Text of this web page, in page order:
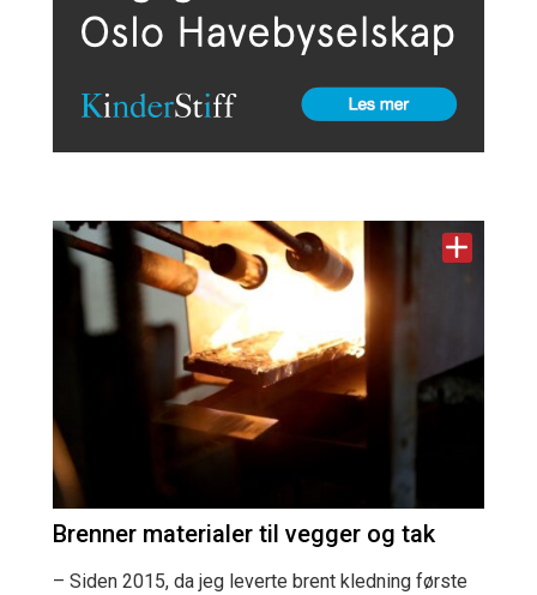
Brenner materialer til vegger og tak
– Siden 2015, da jeg leverte brent kledning første